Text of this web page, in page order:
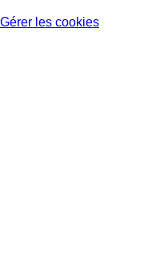
Gérer les cookies